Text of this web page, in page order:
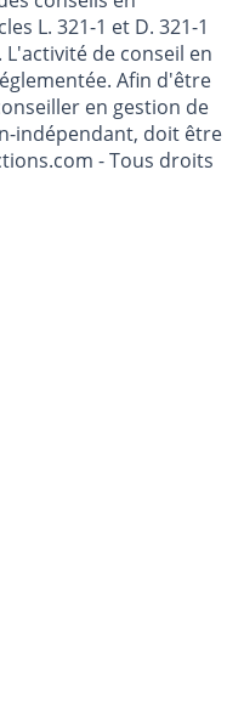
sur le guide de
conseils en
L. 321-1 et D. 321-1
de conseil en
Afin d'être
en gestion de
doit être